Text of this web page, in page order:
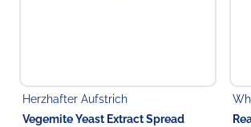
Herzhafter Aufstrich
Vegemite Yeast Extract Spread